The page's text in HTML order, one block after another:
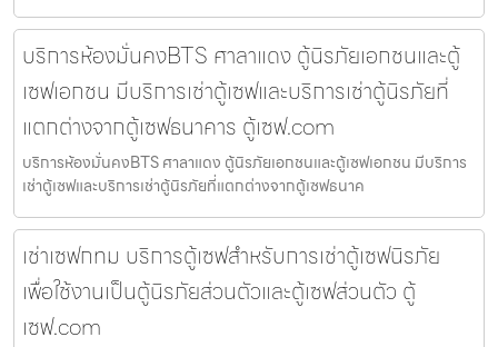
บริการห้องมั่นคงBTS ศาลาแดง ตู้นิรภัยเอกชนและตู้
เซฟเอกชน มีบริการเช่าตู้เซฟและบริการเช่าตู้นิรภัยที่
แตกต่างจากตู้เซฟธนาคาร ตู้เซฟ.com
บริการห้องมั่นคงBTS ศาลาแดง ตู้นิรภัยเอกชนและตู้เซฟเอกชน มีบริการ
เช่าตู้เซฟและบริการเช่าตู้นิรภัยที่แตกต่างจากตู้เซฟธนาค
เช่าเซฟกทม บริการตู้เซฟสำหรับการเช่าตู้เซฟนิรภัย
เพื่อใช้งานเป็นตู้นิรภัยส่วนตัวและตู้เซฟส่วนตัว ตู้
เซฟ.com